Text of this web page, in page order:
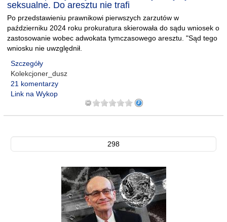
seksualne. Do aresztu nie trafi
Po przedstawieniu prawnikowi pierwszych zarzutów w
październiku 2024 roku prokuratura skierowała do sądu wniosek o
zastosowanie wobec adwokata tymczasowego aresztu. "Sąd tego
wniosku nie uwzględnił.
Szczegóły
Kolekcjoner_dusz
21 komentarzy
Link na Wykop
298